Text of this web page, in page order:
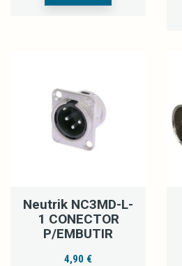
Neutrik NC3MD-L-
1 CONECTOR
P/EMBUTIR
4,90 €